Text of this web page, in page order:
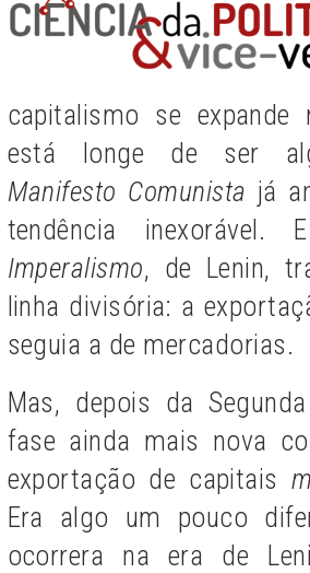
capitalismo se expande
está longe de ser
Manifesto Comunista já
tendência
Imperalismo, de Lenin,
linha divisória: a
seguia a de mercadorias.
Mas, depois da
fase ainda mais nova
exportação de capitais
Era algo um pouco
ocorrera na era de